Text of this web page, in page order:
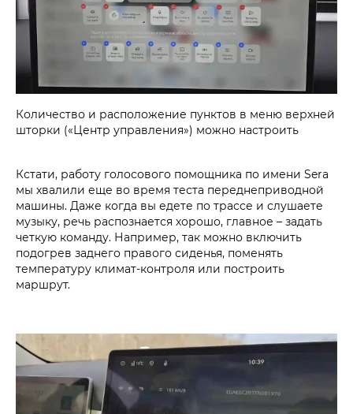
Количество и расположение пунктов в меню верхней
шторки («Центр управления») можно настроить
Кстати, работу голосового помощника по имени Sera
мы хвалили еще во время теста переднеприводной
машины. Даже когда вы едете по трассе и слушаете
музыку, речь распознается хорошо, главное – задать
четкую команду. Например, так можно включить
подогрев заднего правого сиденья, поменять
температуру климат-контроля или построить
маршрут.